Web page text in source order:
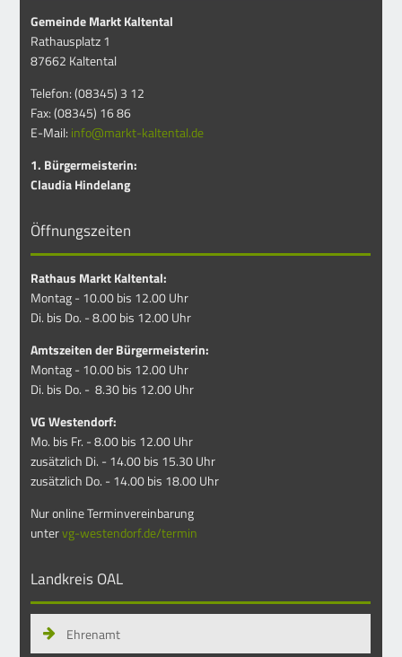
Gemeinde Markt Kaltental
Rathausplatz 1
87662 Kaltental
Telefon: (08345) 3 12
Fax: (08345) 16 86
E-Mail: info@markt-kaltental.de
1. Bürgermeisterin:
Claudia Hindelang
Öffnungszeiten
Rathaus Markt Kaltental:
Montag - 10.00 bis 12.00 Uhr
Di. bis Do. - 8.00 bis 12.00 Uhr
Amtszeiten der Bürgermeisterin:
Montag - 10.00 bis 12.00 Uhr
Di. bis Do. - 8.30 bis 12.00 Uhr
VG Westendorf:
Mo. bis Fr. - 8.00 bis 12.00 Uhr
zusätzlich Di. - 14.00 bis 15.30 Uhr
zusätzlich Do. - 14.00 bis 18.00 Uhr
Nur online Terminvereinbarung
untervg-westendorf.de/termin
Landkreis OAL
Ehrenamt